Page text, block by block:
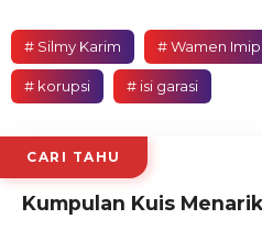
# Silmy Karim # Wamen
# korupsi # isi garasi
CARI TAHU
Kumpulan Kuis Menarik